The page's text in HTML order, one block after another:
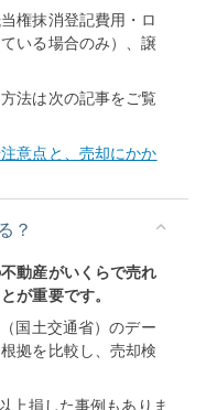
権抹消登記費用・ロ
いる場合のみ）、譲
法は次の記事をご覧
意点と、売却にかか
？
動産がいくらで売れ
が重要です。
国土交通省）のデー
拠を比較し、売却検
上損した事例もありま